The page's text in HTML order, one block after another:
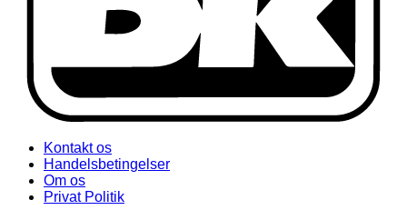
Kontakt os
Handelsbetingelser
Om os
Privat Politik